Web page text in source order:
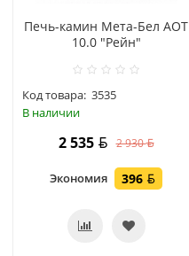
Печь-камин Мета-Бел АОТ
10.0 "Рейн"
Код товара: 3535
В наличии
2 535 2 930
Экономия 396